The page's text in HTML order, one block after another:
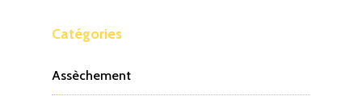
Catégories
Assèchement